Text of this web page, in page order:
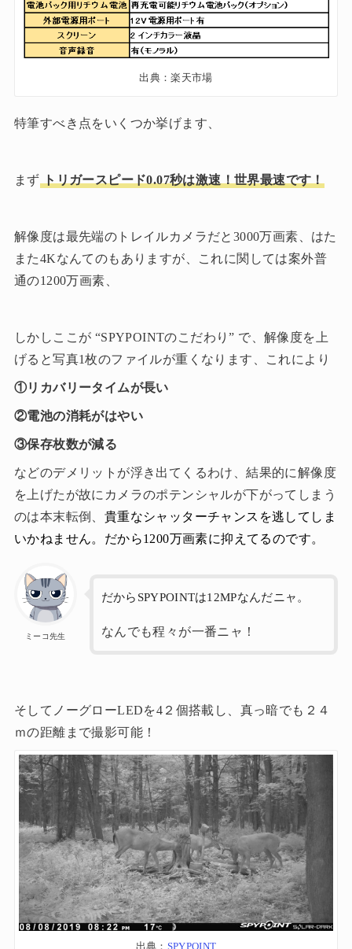
出典：楽天市場
特筆すべき点をいくつか挙げます、
まず トリガースピード0.07秒は激速 ！世界最速です！
解像度は最先端のトレイルカメラだと3000万画素、はた
また4Kなんてのもありますが、これに関しては案外普
通の1200万画素、
しかしここが “SPYPOINTのこだわり” で、解像度を上
げると写真1枚のファイルが重くなります、これにより
①リカバリータイムが長い
②電池の消耗がはやい
③保存枚数が減る
などのデメリットが浮き出てくるわけ、結果的に解像度
を上げたが故にカメラのポテンシャルが下がってしまう
のは本末転倒、 貴重なシャッターチャンスを逃してしま
いかねません。だから1200万画素に抑えてるのです。
ミーコ先生
だからSPYPOINTは12MPなんだニャ。
なんでも程々が一番ニャ！
そしてノーグローLEDを4２個搭載し、真っ暗でも２４
ｍの距離まで撮影可能！
出典： SPYPOINT